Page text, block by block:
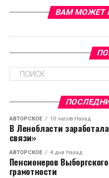
НЕ ПРОПУСТИТЕ
Как японцы оценивают
ВАМ МОЖЕТ
АВТОРСКОЕ 10 часов Назад
В Ленобласти
связи»
АВТОРСКОЕ 4 дня Назад
Пенсионеров
грамотности